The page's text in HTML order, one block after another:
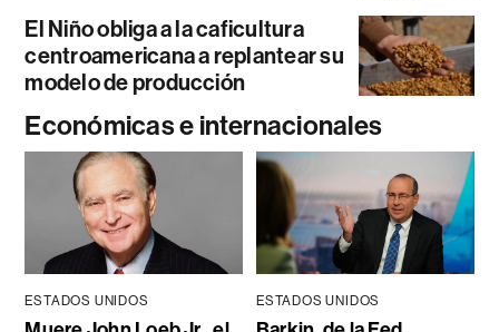
El Niño obliga a la caficultura
centroamericana a replantear su
modelo de producción
Económicas e internacionales
ESTADOS UNIDOS ESTADOS UNIDOS